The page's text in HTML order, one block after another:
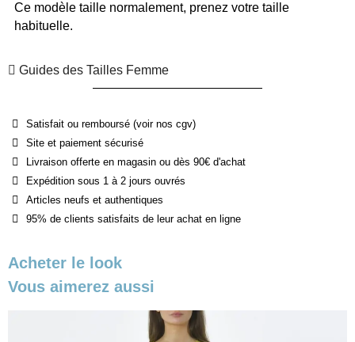
Ce modèle taille normalement, prenez votre taille
habituelle.
Guides des Tailles Femme
Satisfait ou remboursé (voir nos cgv)
Site et paiement sécurisé
Livraison offerte en magasin ou dès 90€ d'achat
Expédition sous 1 à 2 jours ouvrés
Articles neufs et authentiques
95% de clients satisfaits de leur achat en ligne
Acheter le look
Vous aimerez aussi